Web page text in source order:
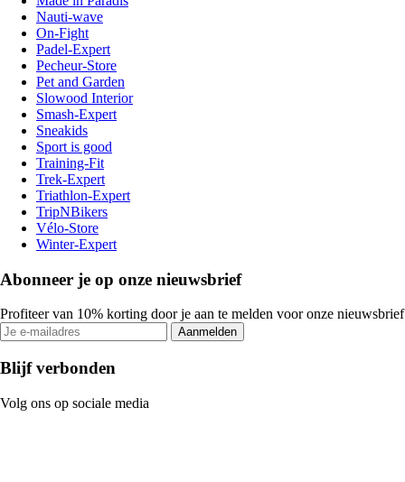
Nauti-wave
On-Fight
Padel-Expert
Pecheur-Store
Pet and Garden
Slowood Interior
Smash-Expert
Sneakids
Sport is good
Training-Fit
Trek-Expert
Triathlon-Expert
TripNBikers
Vélo-Store
Winter-Expert
Abonneer je op onze nieuwsbrief
Profiteer van 10% korting door je aan te melden voor onze nieuwsbrief
Aanmelden
Blijf verbonden
Volg ons op sociale media